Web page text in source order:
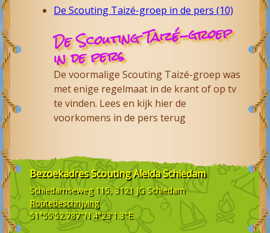
De Scouting Taizé-groep in de pers (10)
De Scouting Taizé-groep
in de pers
De voormalige Scouting Taizé-groep was
met enige regelmaat in de krant of op tv
te vinden. Lees en kijk hier de
voorkomens in de pers terug
BezoekadresScouting Aleida Schiedam
Schiedamseweg 115, 3121 JG Schiedam
Routebeschrijving
51°55'52.787"N 4°23'1.3"E